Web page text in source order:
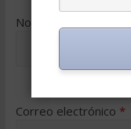
Nombre
Correo electrónico *